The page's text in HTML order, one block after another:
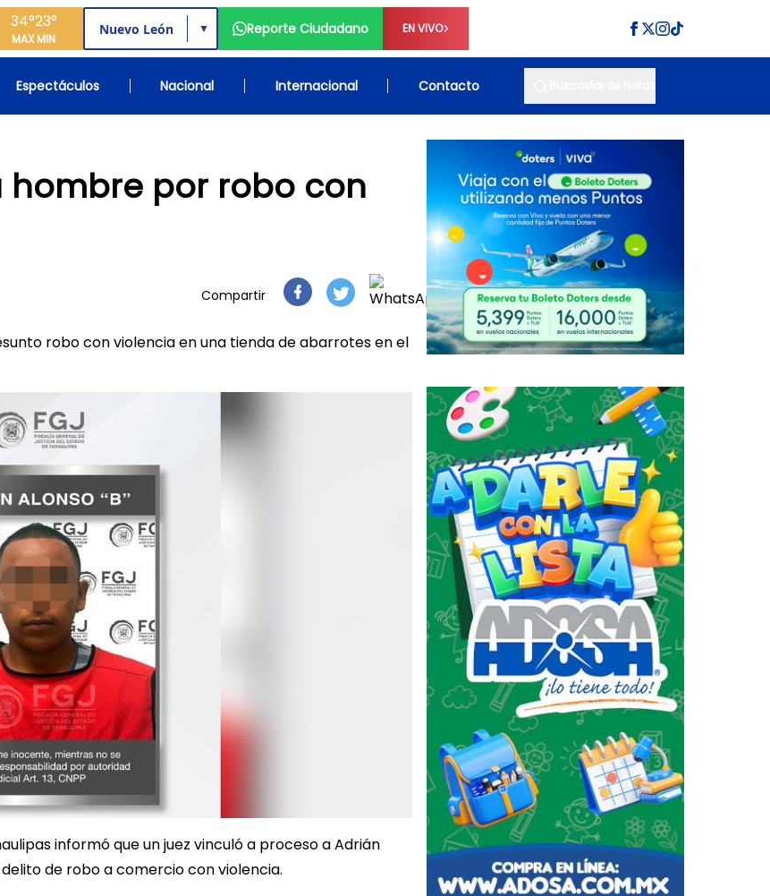
34°
MAX
23°
MIN
▼ Reporte Ciudadano EN VIVO
Espectáculos Nacional Internacional Contacto
por robo con
Compartir
robo con violencia en una tienda de abarrotes en el
informó que un juez vinculó a proceso a Adrián
de robo a comercio con violencia.